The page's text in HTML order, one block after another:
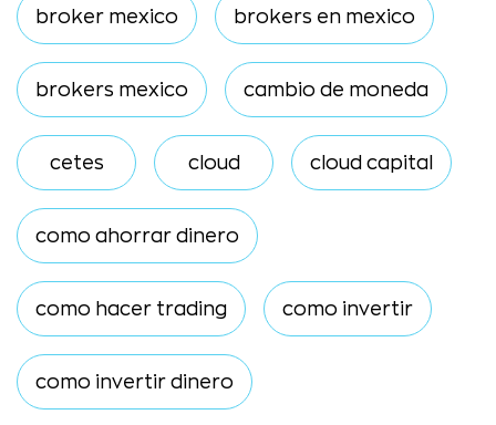
broker mexico brokers en mexico
brokers mexico cambio de moneda
cetes cloud cloud capital
como ahorrar dinero
como hacer trading como invertir
como invertir dinero